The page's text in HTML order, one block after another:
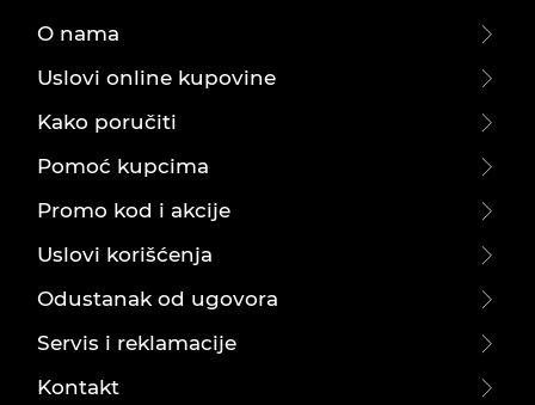
O nama
Uslovi online kupovine
Kako poručiti
Pomoć kupcima
Promo kod i akcije
Uslovi korišćenja
Odustanak od ugovora
Servis i reklamacije
Kontakt